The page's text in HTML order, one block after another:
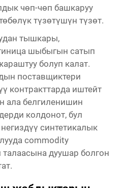
чөп-чөп башкаруу
түзөтүшүн түзөт.
тышкары,
шыбыгын сатып
болуп калат.
поставщиктери
контракттарда иштейт
ала белгиленишин
колдонот, бул
синтетикалык
commodity
дуушар болгон